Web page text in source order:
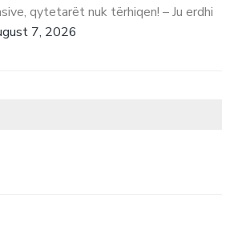
qytetarët nuk tërhiqen! – Ju erdhi
7, 2026